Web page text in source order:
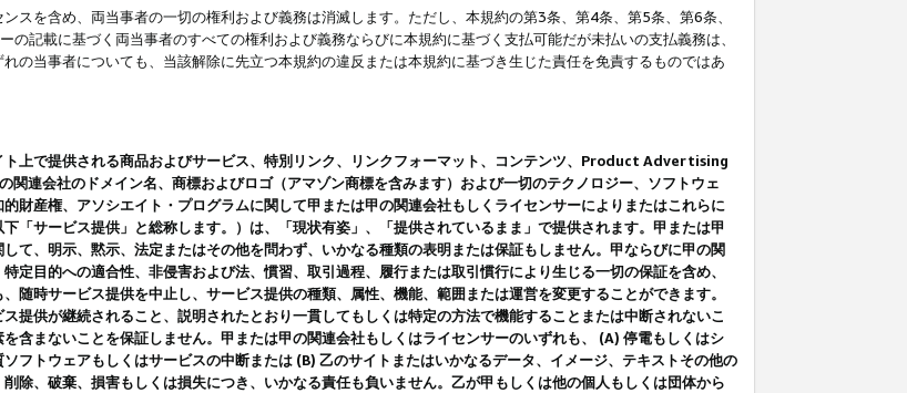
スを含め、両当事者の一切の権利および義務は消滅します。ただし、本規約の第3条、第4条、第5条、第6条、
記載に基づく両当事者のすべての権利および義務ならびに本規約に基づく支払可能だが未払いの支払義務は、
の当事者についても、当該解除に先立つ本規約の違反または本規約に基づき生じた責任を免責するものではあ
ト上で提供される商品およびサービス、特別リンク、リンクフォーマット、コンテンツ、Product Advertising
連会社のドメイン名、商標およびロゴ（アマゾン商標を含みます）および一切のテクノロジー、ソフトウェ
財産権、アソシエイト・プログラムに関して甲または甲の関連会社もしくライセンサーによりまたはこれらに
「サービス提供」と総称します。）は、「現状有姿」、「提供されているまま」で提供されます。甲または甲
て、明示、黙示、法定またはその他を問わず、いかなる種類の表明または保証もしません。甲ならびに甲の関
定目的への適合性、非侵害および法、慣習、取引過程、履行または取引慣行により生じる一切の保証を含め、
随時サービス提供を中止し、サービス提供の種類、属性、機能、範囲または運営を変更することができます。
提供が継続されること、説明されたとおり一貫してもしくは特定の方法で機能することまたは中断されないこ
含まないことを保証しません。甲または甲の関連会社もしくはライセンサーのいずれも、 (A) 停電もしくはシ
フトウェアもしくはサービスの中断または (B) 乙のサイトまたはいかなるデータ、イメージ、テキストその他の
除、破棄、損害もしくは損失につき、いかなる責任も負いません。乙が甲もしくは他の個人もしくは団体から